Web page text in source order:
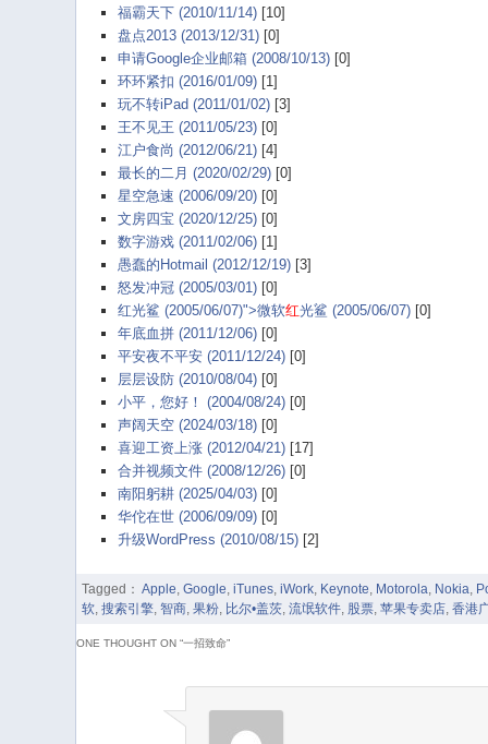
福霸天下 (2010/11/14)[10]
盘点2013 (2013/12/31)[0]
申请Google企业邮箱 (2008/10/13)[0]
环环紧扣 (2016/01/09)[1]
玩不转iPad (2011/01/02)[3]
王不见王 (2011/05/23)[0]
江户食尚 (2012/06/21)[4]
最长的二月 (2020/02/29)[0]
星空急速 (2006/09/20)[0]
文房四宝 (2020/12/25)[0]
数字游戏 (2011/02/06)[1]
愚蠢的Hotmail (2012/12/19)[3]
怒发冲冠 (2005/03/01)[0]
红光鲨 (2005/06/07)">微软红光鲨 (2005/06/07)[0]
年底血拼 (2011/12/06)[0]
平安夜不平安 (2011/12/24)[0]
层层设防 (2010/08/04)[0]
小平，您好！ (2004/08/24)[0]
声阔天空 (2024/03/18)[0]
喜迎工资上涨 (2012/04/21)[17]
合并视频文件 (2008/12/26)[0]
南阳躬耕 (2025/04/03)[0]
华佗在世 (2006/09/09)[0]
升级WordPress (2010/08/15)[2]
Tagged： Apple, Google, iTunes, iWork, Keynote, Motorola, Nokia,
软, 搜索引擎, 智商, 果粉, 比尔•盖茨, 流氓软件, 股票, 苹果专卖店, 香港
ONE THOUGHT ON “一招致命”